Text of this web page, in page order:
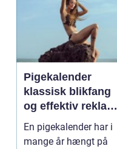
Pigekalender
klassisk blikfang
og effektiv reklame
året rundt
En pigekalender har i
mange år hængt på